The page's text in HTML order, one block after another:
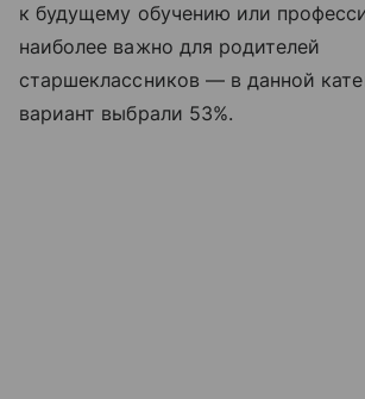
к будущему обучению или
наиболее важно для родителей
старшеклассников — в данной
вариант выбрали 53%.